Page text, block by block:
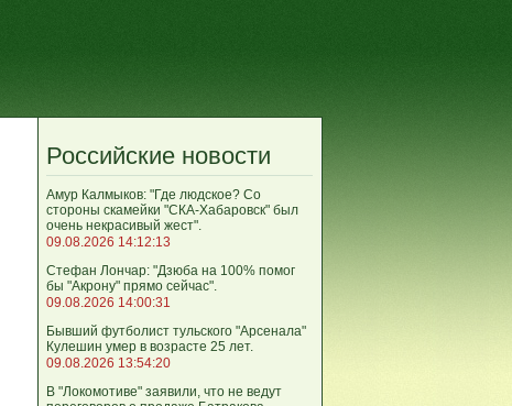
Российские новости
Амур Калмыков: "Где людское? Со
стороны скамейки "СКА-Хабаровск" был
очень некрасивый жест".
09.08.2026 14:12:13
Стефан Лончар: "Дзюба на 100% помог
бы "Акрону" прямо сейчас".
09.08.2026 14:00:31
Бывший футболист тульского "Арсенала"
Кулешин умер в возрасте 25 лет.
09.08.2026 13:54:20
В "Локомотиве" заявили, что не ведут